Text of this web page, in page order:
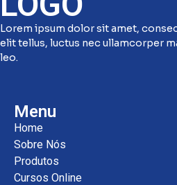
Lorem ipsum dolor sit amet,
elit tellus, luctus nec ullamcorper
leo.
Menu
Home
Sobre Nós
Produtos
Cursos Online